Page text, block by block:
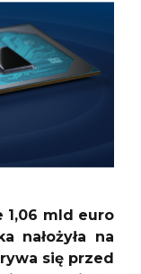
1,06 mld euro
nałożyła na
się przed